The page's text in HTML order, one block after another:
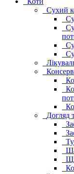
Сухий
Догляд